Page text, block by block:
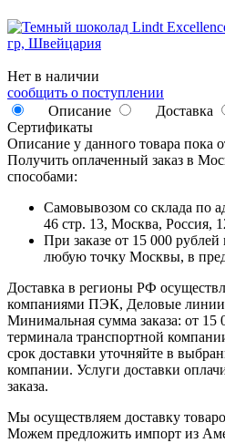
Нет в наличии
сообщить о поступлении
Описание
Доставка
Сертификаты
Описание у данного товара пока
Получить оплаченный заказ в
способами:
Самовывозом со склада по
46 стр. 13, Москва, Россия,
При заказе от 15 000
любую точку Москвы, в
Доставка в регионы РФ
компаниями ПЭК, Деловые
Минимальная сумма заказа: от 15
терминала транспортной
срок доставки уточняйте в
компании. Услуги доставки
заказа.
Мы осуществляем доставку
Можем предложить импорт из